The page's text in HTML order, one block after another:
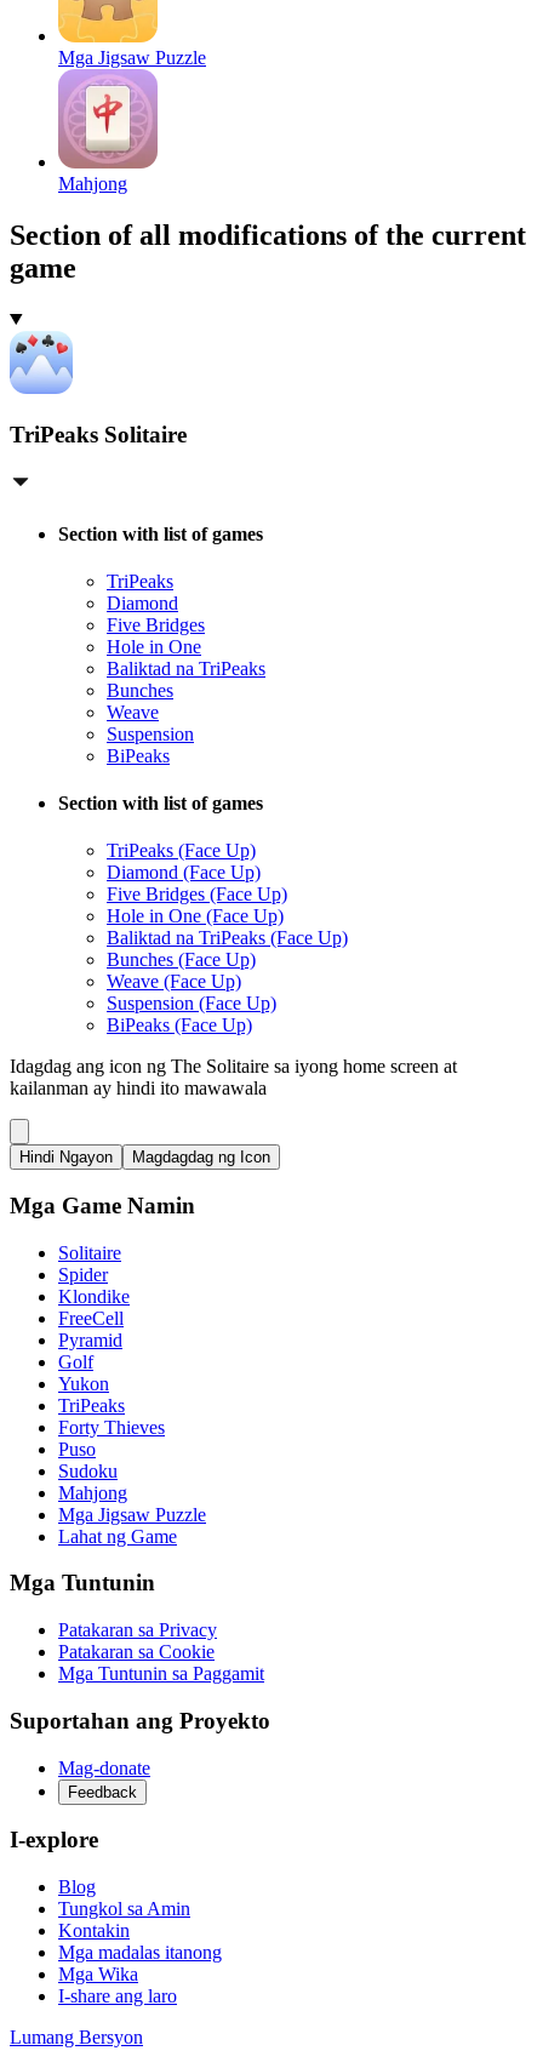
Mga Jigsaw Puzzle
Mahjong
Section of all modifications of the current
game
TriPeaks Solitaire
Section with list of games
TriPeaks
Diamond
Five Bridges
Hole in One
Baliktad na TriPeaks
Bunches
Weave
Suspension
BiPeaks
Section with list of games
TriPeaks (Face Up)
Diamond (Face Up)
Five Bridges (Face Up)
Hole in One (Face Up)
Baliktad na TriPeaks (Face Up)
Bunches (Face Up)
Weave (Face Up)
Suspension (Face Up)
BiPeaks (Face Up)
Idagdag ang icon ng The Solitaire sa iyong home screen at
kailanman ay hindi ito mawawala
Hindi Ngayon Magdagdag ng Icon
Mga Game Namin
Solitaire
Spider
Klondike
FreeCell
Pyramid
Golf
Yukon
TriPeaks
Forty Thieves
Puso
Sudoku
Mahjong
Mga Jigsaw Puzzle
Lahat ng Game
Mga Tuntunin
Patakaran sa Privacy
Patakaran sa Cookie
Mga Tuntunin sa Paggamit
Suportahan ang Proyekto
Mag-donate
Feedback
I-explore
Blog
Tungkol sa Amin
Kontakin
Mga madalas itanong
Mga Wika
I-share ang laro
Lumang Bersyon